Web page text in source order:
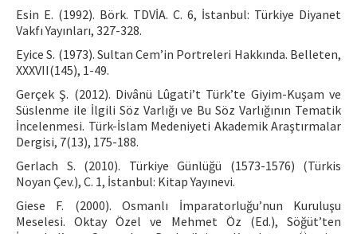
Esin E. (1992). Börk. TDVİA. C. 6, İstanbul: Türkiye Diyanet
Vakfı Yayınları, 327-328.
Eyice S. (1973). Sultan Cem’in Portreleri Hakkında. Belleten,
XXXVII(145), 1-49.
Gerçek Ş. (2012). Divânü Lûgati’t Türk’te Giyim-Kuşam ve
Süslenme ile İlgili Söz Varlığı ve Bu Söz Varlığının Tematik
İncelenmesi. Türk-İslam Medeniyeti Akademik Araştırmalar
Dergisi, 7(13), 175-188.
Gerlach S. (2010). Türkiye Günlüğü (1573-1576) (Türkis
Noyan Çev.), C. 1, İstanbul: Kitap Yayınevi.
Giese F. (2000). Osmanlı İmparatorluğu’nun Kuruluşu
Meselesi. Oktay Özel ve Mehmet Öz (Ed.), Söğüt’ten